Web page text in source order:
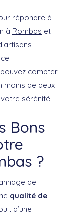
répondre à
à Rombas et
compter
moins de deux
sérénité.
Bons
?
de
qualité de
d’une